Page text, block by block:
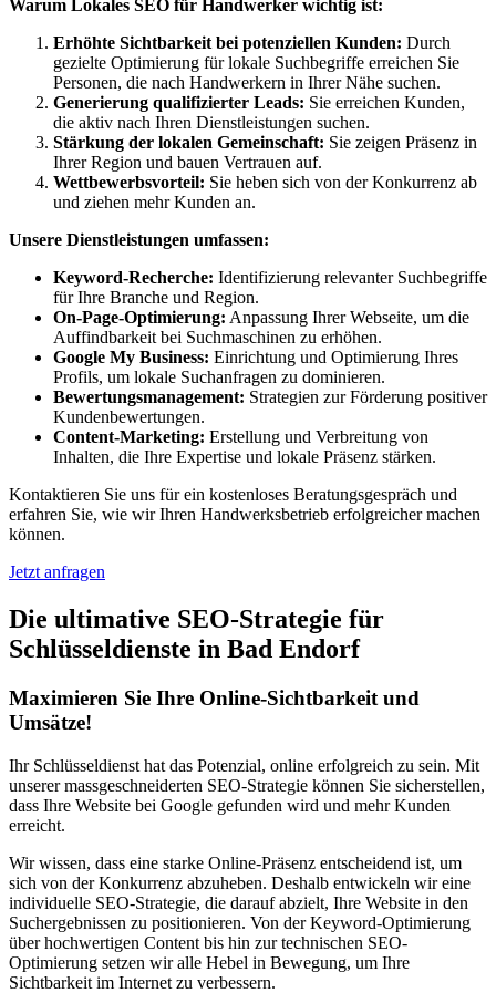
Warum Lokales SEO für Handwerker wichtig ist:
Erhöhte Sichtbarkeit bei potenziellen Kunden: Durch
gezielte Optimierung für lokale Suchbegriffe erreichen Sie
Personen, die nach Handwerkern in Ihrer Nähe suchen.
Generierung qualifizierter Leads: Sie erreichen Kunden,
die aktiv nach Ihren Dienstleistungen suchen.
Stärkung der lokalen Gemeinschaft: Sie zeigen Präsenz in
Ihrer Region und bauen Vertrauen auf.
Wettbewerbsvorteil: Sie heben sich von der Konkurrenz ab
und ziehen mehr Kunden an.
Unsere Dienstleistungen umfassen:
Keyword-Recherche: Identifizierung relevanter Suchbegriffe
für Ihre Branche und Region.
On-Page-Optimierung: Anpassung Ihrer Webseite, um die
Auffindbarkeit bei Suchmaschinen zu erhöhen.
Google My Business: Einrichtung und Optimierung Ihres
Profils, um lokale Suchanfragen zu dominieren.
Bewertungsmanagement: Strategien zur Förderung positiver
Kundenbewertungen.
Content-Marketing: Erstellung und Verbreitung von
Inhalten, die Ihre Expertise und lokale Präsenz stärken.
Kontaktieren Sie uns für ein kostenloses Beratungsgespräch und
erfahren Sie, wie wir Ihren Handwerksbetrieb erfolgreicher machen
können.
Jetzt anfragen
Die ultimative SEO-Strategie für
Schlüsseldienste in Bad Endorf
Maximieren Sie Ihre Online-Sichtbarkeit und
Umsätze!
Ihr Schlüsseldienst hat das Potenzial, online erfolgreich zu sein. Mit
unserer massgeschneiderten SEO-Strategie können Sie sicherstellen,
dass Ihre Website bei Google gefunden wird und mehr Kunden
erreicht.
Wir wissen, dass eine starke Online-Präsenz entscheidend ist, um
sich von der Konkurrenz abzuheben. Deshalb entwickeln wir eine
individuelle SEO-Strategie, die darauf abzielt, Ihre Website in den
Suchergebnissen zu positionieren. Von der Keyword-Optimierung
über hochwertigen Content bis hin zur technischen SEO-
Optimierung setzen wir alle Hebel in Bewegung, um Ihre
Sichtbarkeit im Internet zu verbessern.